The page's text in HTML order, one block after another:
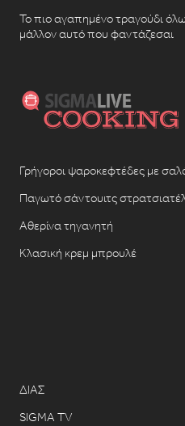
Το πιο αγαπημένο τραγούδι
μάλλον αυτό που φαντάζεσαι
Γρήγοροι ψαροκεφτέδες με
Παγωτό σάντουιτς
Αθερίνα τηγανητή
Κλασική κρεμ μπρουλέ
ΔΙΑΣ
SIGMA TV